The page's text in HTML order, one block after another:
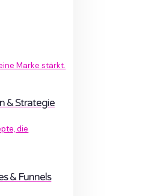
Marke stärkt.
& Strategie
die
& Funnels